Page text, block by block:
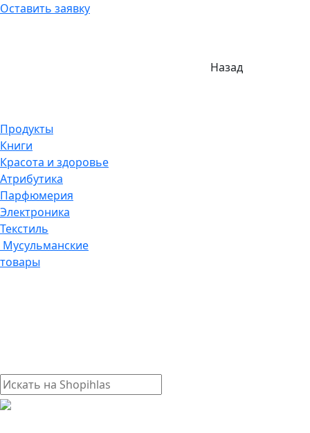
Оставить заявку
Назад
Продукты
Книги
Красота и здоровье
Атрибутика
Парфюмерия
Электроника
Текстиль
Мусульманские
товары